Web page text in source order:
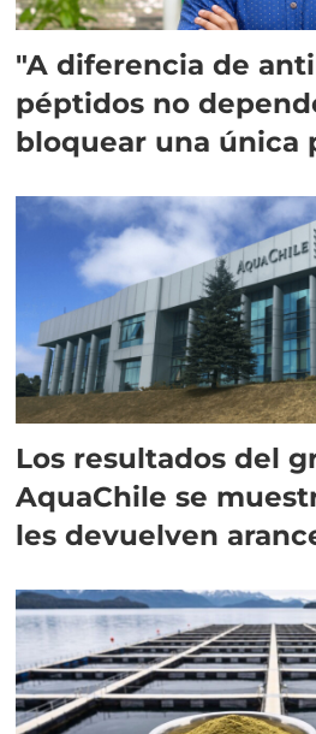
"A diferencia de
péptidos no
bloquear una única
Los resultados del
AquaChile se
les devuelven